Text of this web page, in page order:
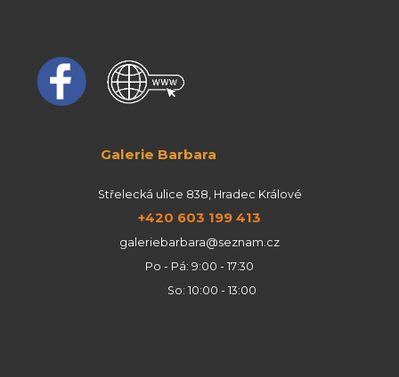
Galerie Barbara
Střelecká ulice 838, Hradec Králové
+420 603 199 413
galeriebarbara@seznam.cz
Po - Pá: 9:00 - 17:30
So: 10:00 - 13:00